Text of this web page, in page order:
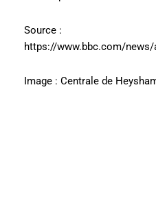
Source :
https://www.bbc.com/
Image : Centrale de